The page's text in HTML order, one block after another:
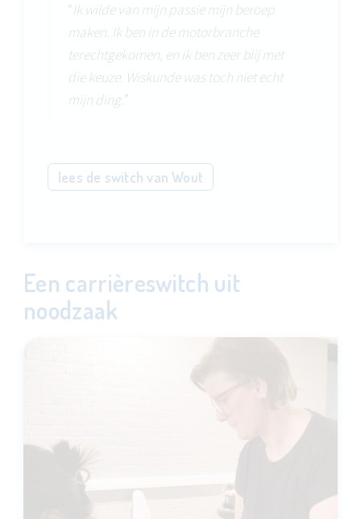
“Ik wilde van mijn passie mijn beroep
maken. Ik ben in de motorbranche
terechtgekomen, en ik ben zeer blij met
die keuze. Wiskunde was toch niet echt
mijn ding.”
lees de switch van Wout
Een carrièreswitch uit
noodzaak